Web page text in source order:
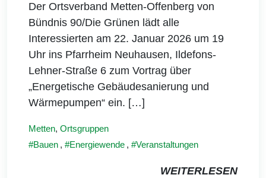
Der Ortsverband Metten-Offenberg von
Bündnis 90/Die Grünen lädt alle
Interessierten am 22. Januar 2026 um 19
Uhr ins Pfarrheim Neuhausen, Ildefons-
Lehner-Straße 6 zum Vortrag über
„Energetische Gebäudesanierung und
Wärmepumpen“ ein. […]
Metten, Ortsgruppen
Bauen , Energiewende , Veranstaltungen
WEITERLESEN